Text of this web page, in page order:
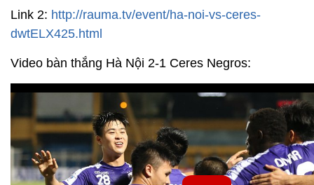
Link 2: http://rauma.tv/event/ha-noi-vs-ceres-
dwtELX425.html
Video bàn thắng Hà Nội 2-1 Ceres Negros: